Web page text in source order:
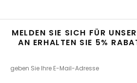
MELDEN SIE SICH FÜR
AN ERHALTEN SIE 5%